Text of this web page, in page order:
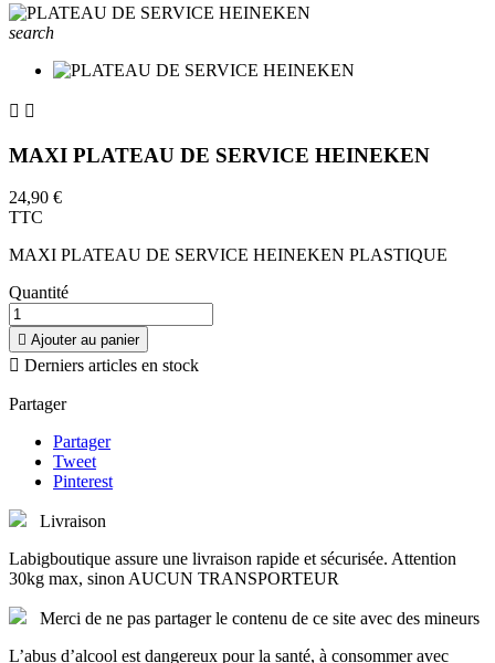
search
 
MAXI PLATEAU DE SERVICE HEINEKEN
24,90 €
TTC
MAXI PLATEAU DE SERVICE HEINEKEN PLASTIQUE
Quantité
 Ajouter au panier
 Derniers articles en stock
Partager
Partager
Tweet
Pinterest
Livraison
Labigboutique assure une livraison rapide et sécurisée. Attention
30kg max, sinon AUCUN TRANSPORTEUR
Merci de ne pas partager le contenu de ce site avec des mineurs
L’abus d’alcool est dangereux pour la santé, à consommer avec